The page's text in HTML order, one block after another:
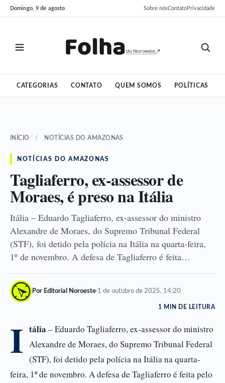
Pular
para
Pular
para
Domingo, 9 de agosto Sobre nósContatoPrivacidade
CATEGORIAS CONTATO QUEM SOMOS POLÍTICAS
INÍCIO / NOTÍCIAS DO AMAZONAS
NOTÍCIAS DO AMAZONAS
Tagliaferro, ex-assessor de
Moraes, é preso na Itália
Itália – Eduardo Tagliaferro, ex-assessor do ministro
Alexandre de Moraes, do Supremo Tribunal Federal
(STF), foi detido pela polícia na Itália na quarta-feira,
1º de novembro. A defesa de Tagliaferro é feita…
Por Editorial Noroeste·1 de outubro de 2025, 14:20
1 MIN DE LEITURA
I tália – Eduardo Tagliaferro, ex-assessor do ministro
Alexandre de Moraes, do Supremo Tribunal Federal
(STF), foi detido pela polícia na Itália na quarta-
feira, 1º de novembro. A defesa de Tagliaferro é feita pelo